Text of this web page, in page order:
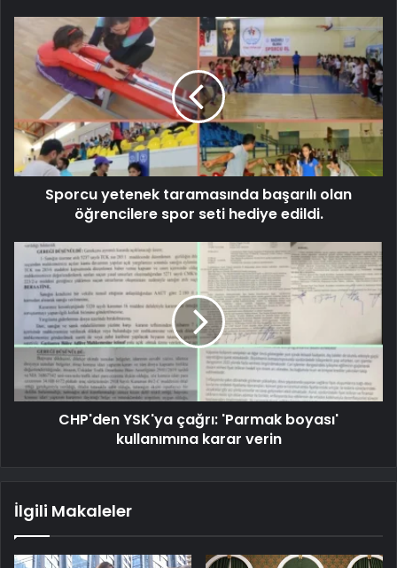
Sporcu yetenek taramasında başarılı olan
öğrencilere spor seti hediye edildi.
CHP'den YSK'ya çağrı: 'Parmak boyası'
kullanımına karar verin
İlgili Makaleler